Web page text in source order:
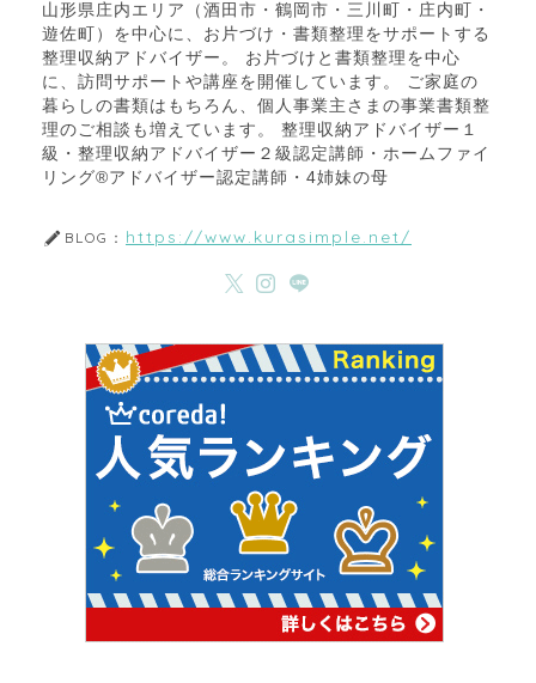
山形県庄内エリア（酒田市・鶴岡市・三川町・庄内町・
遊佐町）を中心に、お片づけ・書類整理をサポートする
整理収納アドバイザー。 お片づけと書類整理を中心
に、訪問サポートや講座を開催しています。 ご家庭の
暮らしの書類はもちろん、個人事業主さまの事業書類整
理のご相談も増えています。 整理収納アドバイザー１
級・整理収納アドバイザー２級認定講師・ホームファイ
リング®アドバイザー認定講師・4姉妹の母
BLOG： https://www.kurasimple.net/